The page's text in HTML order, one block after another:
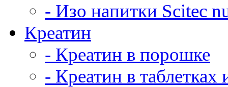
- Изо напитки Scitec
Креатин
- Креатин в порошке
- Креатин в таблетках